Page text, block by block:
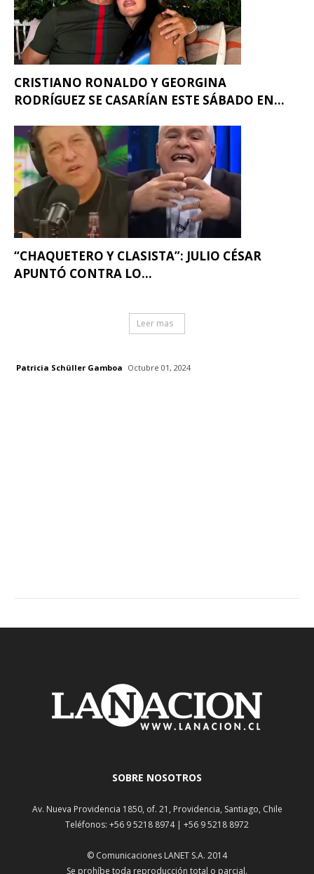
CRISTIANO RONALDO Y GEORGINA
RODRÍGUEZ SE CASARÍAN ESTE SÁBADO EN...
“CHAQUETERO Y CLASISTA”: JULIO CÉSAR
APUNTÓ CONTRA LO...
Leer mas
Patricia Schüller Gamboa Octubre 01, 2024
SOBRE NOSOTROS
Av. Nueva Providencia 1850, of. 21, Providencia, Santiago, Chile
Teléfonos: +56 9 5218 8974 | +56 9 5218 8972
© Comunicaciones LANET S.A. 2014
Se prohíbe toda reproducción total o parcial.